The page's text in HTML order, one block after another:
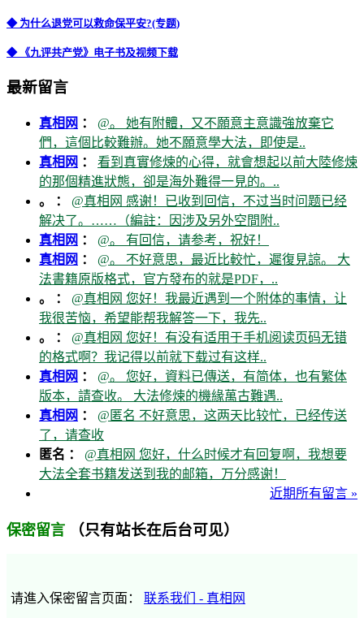
◆ 为什么退党可以救命保平安?(专题)
◆ 《九评共产党》电子书及视频下载
最新留言
真相网 ： @。 她有附體，又不願意主意識強放棄它
們，這個比較難辦。她不願意學大法，即使是..
真相网 ： 看到真實修煉的心得，就會想起以前大陸修煉
的那個精進狀態，卻是海外難得一見的。..
。 ： @真相网 感谢！已收到回信，不过当时问题已经
解决了。……（編註：因涉及另外空間附..
真相网 ： @。 有回信，请参考，祝好！
真相网 ： @。 不好意思，最近比較忙，遲復見諒。 大
法書籍原版格式，官方發布的就是PDF，..
。 ： @真相网 您好！我最近遇到一个附体的事情，让
我很苦恼，希望能帮我解答一下，我先..
。 ： @真相网 您好！有没有适用于手机阅读页码无错
的格式啊？我记得以前就下载过有这样..
真相网 ： @。 您好，資料已傳送，有简体，也有繁体
版本，請查收。 大法修煉的機緣萬古難遇..
真相网 ： @匿名 不好意思，这两天比较忙，已经传送
了，请查收
匿名 ： @真相网 您好，什么时候才有回复啊，我想要
大法全套书籍发送到我的邮箱，万分感谢！
近期所有留言 »
保密留言 （只有站长在后台可见）
请進入保密留言页面： 联系我们 - 真相网